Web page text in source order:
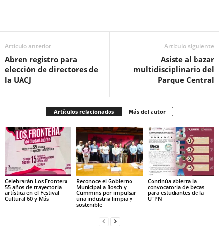
Artículo anterior
Abren registro para
elección de directores de
la UACJ
Artículo siguiente
Asiste al bazar
multidisciplinario del
Parque Central
Artículos relacionados Más del autor
Celebrarán Los Frontera
55 años de trayectoria
artística en el Festival
Cultural 60 y Más
Reconoce el Gobierno
Municipal a Bosch y
Cummins por impulsar
una industria limpia y
sostenible
Continúa abierta la
convocatoria de becas
para estudiantes de la
UTPN